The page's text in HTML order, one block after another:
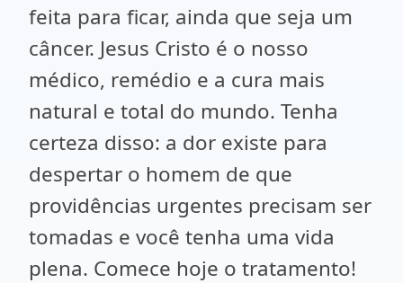
feita para ficar, ainda que seja um
câncer. Jesus Cristo é o nosso
médico, remédio e a cura mais
natural e total do mundo. Tenha
certeza disso: a dor existe para
despertar o homem de que
providências urgentes precisam ser
tomadas e você tenha uma vida
plena. Comece hoje o tratamento!